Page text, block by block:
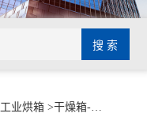
工业烘箱 >干燥箱-烘箱